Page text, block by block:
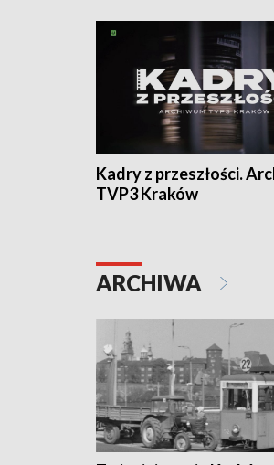
Kadry z przeszłości.
TVP3 Kraków
ARCHIWA